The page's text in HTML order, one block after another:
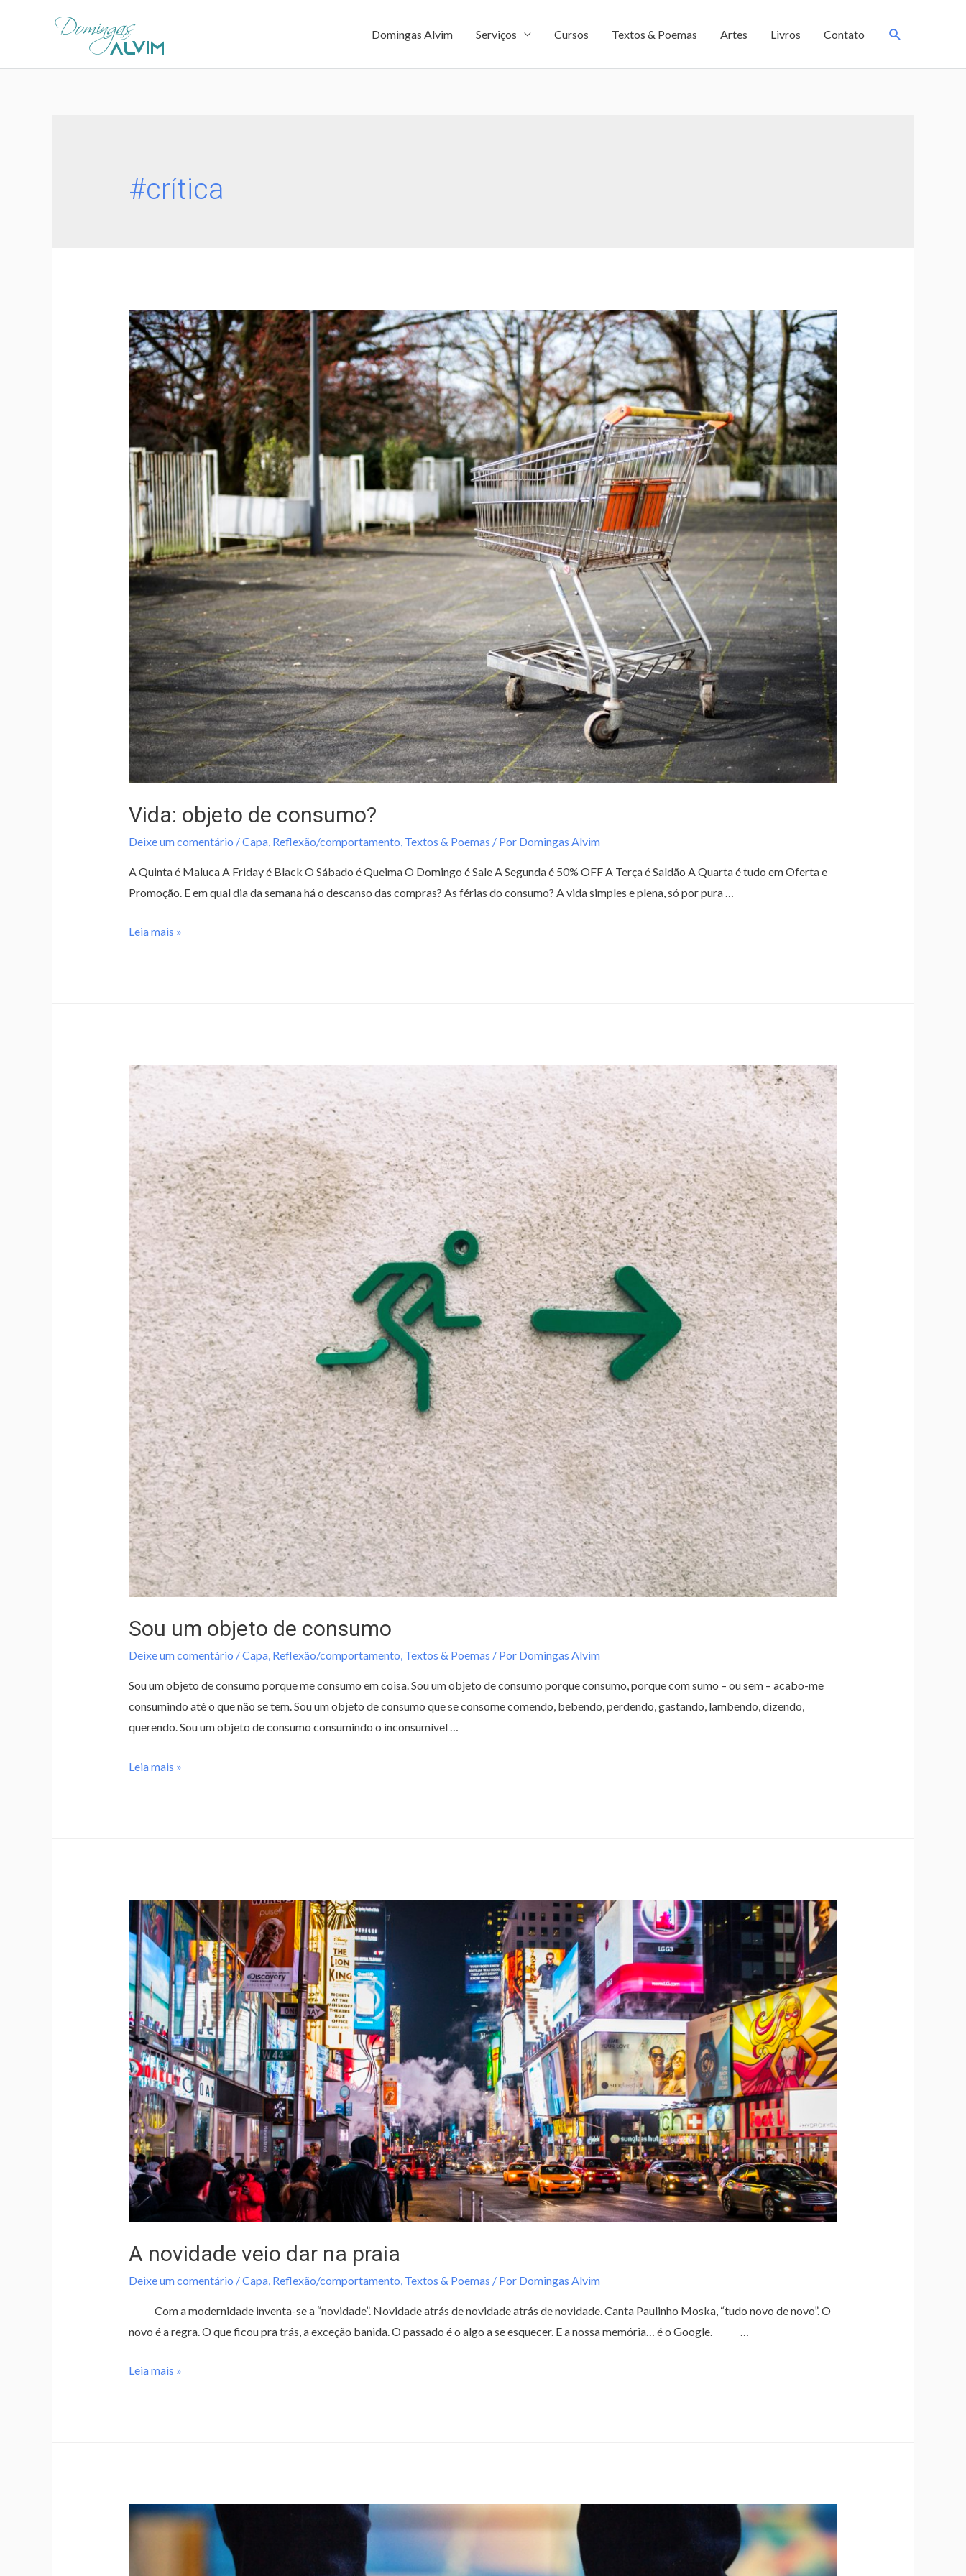
Domingas Alvim Serviços Cursos Textos & Poemas Artes Livros Contato
#crítica
Vida: objeto de consumo?
Deixe um comentário /Capa, Reflexão/comportamento Textos & Poemas / Por Domingas Alvim
A Quinta é Maluca A Friday é Black O Sábado é Queima O Domingo é Sale A Segunda é 50% OFF A Terça é Saldão A Quarta é tudo em Oferta e
Promoção. E em qual dia da semana há o descanso das compras? As férias do consumo? A vida simples e plena, só por pura …
Leia mais »
Sou um objeto de consumo
Deixe um comentário /Capa, Reflexão/comportamento, Textos & Poemas / Por Domingas Alvim
Sou um objeto de consumo porque me consumo em coisa. Sou um objeto de consumo porque consumo, porque com sumo – ou sem – acabo-me
consumindo até o que não se tem. Sou um objeto de consumo que se consome comendo, bebendo, perdendo, gastando, lambendo, dizendo,
querendo. Sou um objeto de consumo consumindo o inconsumível …
Leia mais »
A novidade veio dar na praia
Deixe um comentário /Capa, Reflexão/comportamento Textos & Poemas / Por Domingas Alvim
Com a modernidade inventa-se a “novidade”. Novidade atrás de novidade atrás de novidade. Canta Paulinho Moska, “tudo novo de novo”. O
novo é a regra. O que ficou pra trás, a exceção banida. O passado é o algo a se esquecer. E a nossa memória… é o Google. …
Leia mais »